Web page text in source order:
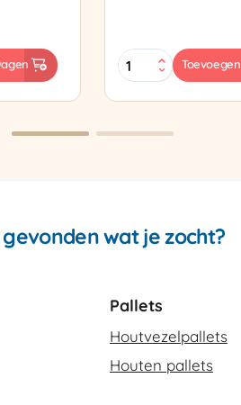
Sealtang
Super
wat je zocht?
Pallets
Houtvezelpallets
Houten pallets